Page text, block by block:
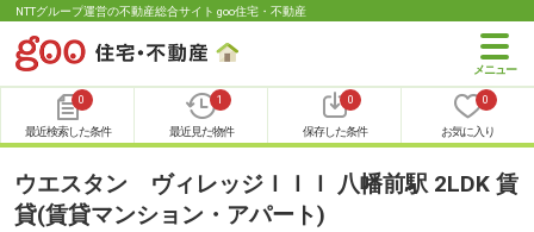
NTTグループ運営の不動産総合サイト goo住宅・不動産
0
最近検索した条件
1
最近見た物件
0
保存した条件
0
お気に入り
ウエスタン ヴィレッジＩＩＩ 八幡前駅 2LDK 賃
貸(賃貸マンション・アパート)